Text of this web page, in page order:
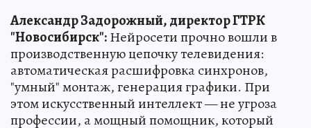
Александр Задорожный, директор ГТРК
"Новосибирск":Нейросети прочно вошли в
производственную цепочку телевидения:
автоматическая расшифровка синхронов,
"умный" монтаж, генерация графики. При
этом искусственный интеллект — не угроза
профессии, а мощный помощник, который